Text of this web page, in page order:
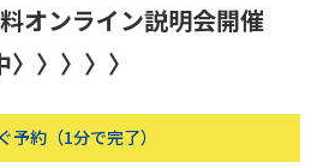
オンライン説明会開催
〉〉〉〉〉
予約（1分で完了）